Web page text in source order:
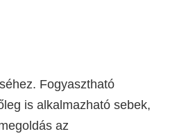
Fogyasztható
is alkalmazható sebek,
az